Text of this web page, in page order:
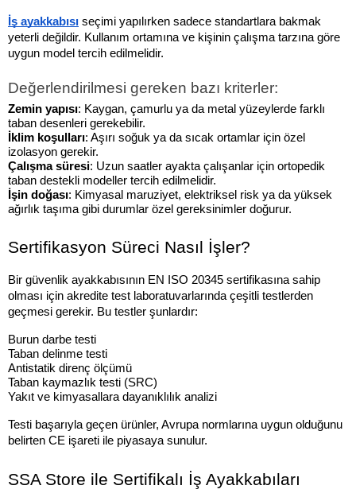
İş ayakkabısı seçimi yapılırken sadece standartlara bakmak
yeterli değildir. Kullanım ortamına ve kişinin çalışma tarzına göre
uygun model tercih edilmelidir.
Değerlendirilmesi gereken bazı kriterler:
Zemin yapısı: Kaygan, çamurlu ya da metal yüzeylerde farklı
taban desenleri gerekebilir.
İklim koşulları: Aşırı soğuk ya da sıcak ortamlar için özel
izolasyon gerekir.
Çalışma süresi: Uzun saatler ayakta çalışanlar için ortopedik
taban destekli modeller tercih edilmelidir.
İşin doğası: Kimyasal maruziyet, elektriksel risk ya da yüksek
ağırlık taşıma gibi durumlar özel gereksinimler doğurur.
Sertifikasyon Süreci Nasıl İşler?
Bir güvenlik ayakkabısının EN ISO 20345 sertifikasına sahip
olması için akredite test laboratuvarlarında çeşitli testlerden
geçmesi gerekir. Bu testler şunlardır:
Burun darbe testi
Taban delinme testi
Antistatik direnç ölçümü
Taban kaymazlık testi (SRC)
Yakıt ve kimyasallara dayanıklılık analizi
Testi başarıyla geçen ürünler, Avrupa normlarına uygun olduğunu
belirten CE işareti ile piyasaya sunulur.
SSA Store ile Sertifikalı İş Ayakkabıları